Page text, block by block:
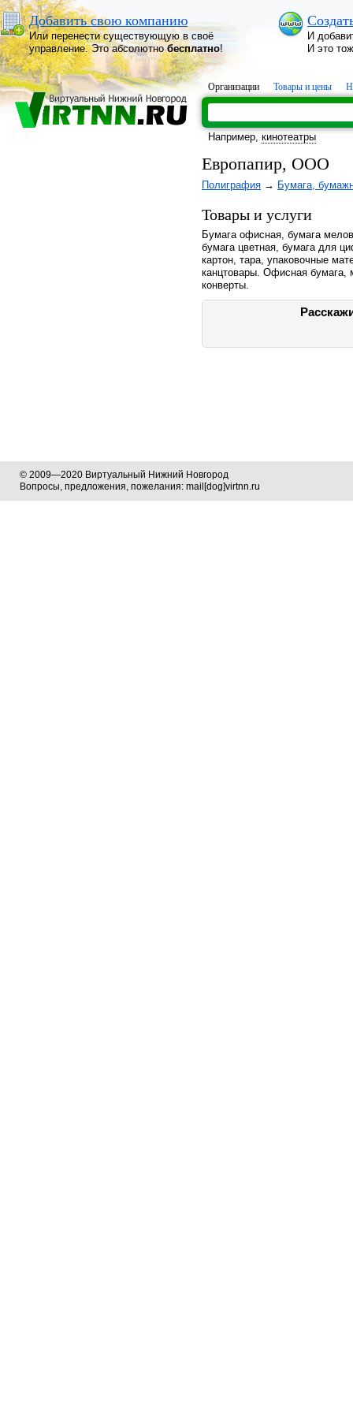
Добавить свою компанию
Или перенести существующую в своё
управление. Это абсолютнобесплатно!
И
И это
Организации Товары и цены
Например, кинотеатры
Европапир, ООО
Полиграфия → Бумага,
Товары и услуги
Бумага офисная, бумага
бумага цветная, бумага для
картон, тара, упаковочные
канцтовары. Офисная бумага,
конверты.
© 2009—2020 Виртуальный Нижний Новгород
Вопросы, предложения, пожелания: mail[dog]virtnn.ru